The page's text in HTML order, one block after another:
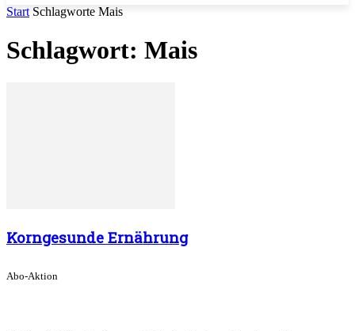
Start Schlagworte Mais
Schlagwort: Mais
Korngesunde Ernährung
Abo-Aktion